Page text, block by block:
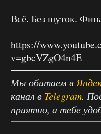
Всё. Без шуток.
https://
v=gbcVZgO4n4E
Мы обитаем в
канал в Telegram.
приятно, а тебе